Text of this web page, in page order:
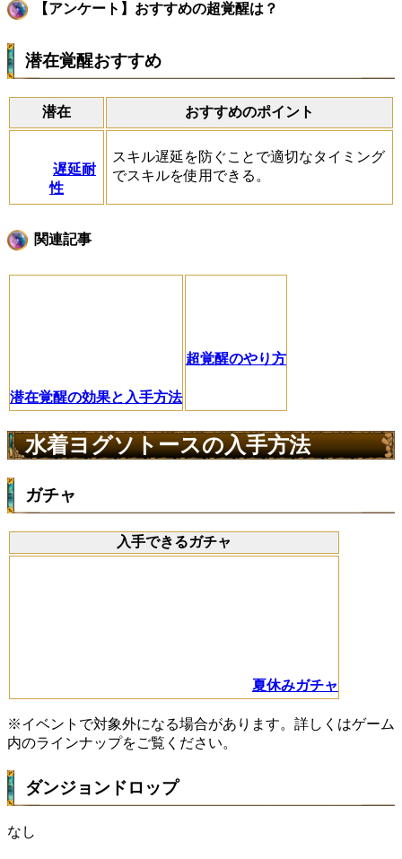
【アンケート】おすすめの超覚醒は？
潜在覚醒おすすめ
潜在 おすすめのポイント
遅延耐
性
スキル遅延を防ぐことで適切なタイミング
でスキルを使用できる。
関連記事
潜在覚醒の効果と入手方法
超覚醒のやり方
水着ヨグソトースの入手方法
ガチャ
入手できるガチャ
夏休みガチャ
※イベントで対象外になる場合があります。詳しくはゲーム
内のラインナップをご覧ください。
ダンジョンドロップ
なし